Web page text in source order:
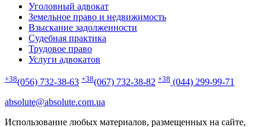
Уголовный адвокат
Земельное право и недвижимость
Взыскание задолженности
Судебная практика
Трудовое право
Услуги адвокатов
+38(056) 732-38-63 +38(067) 732-38-82 +38 (044) 299-99-71
absolute@absolute.com.ua
Использование любых материалов, размещенных на сайте,